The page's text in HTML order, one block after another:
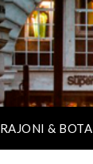
RAJONI & BOTA